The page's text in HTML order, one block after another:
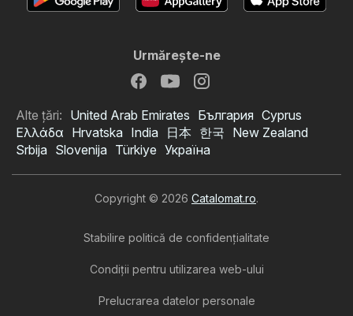
Urmăreşte-ne
Alte țări: United Arab Emirates България Cyprus
Ελλάδα Hrvatska India 日本 한국 New Zealand
Srbija Slovenija Türkiye Україна
Copyright © 2026 Catalomat.ro.
Stabilire politică de confidenţialitate
Condiţii pentru utilizarea web-ului
Prelucrarea datelor personale